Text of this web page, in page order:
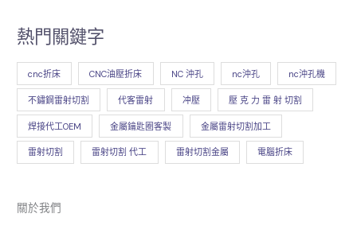
熱門關鍵字
cnc折床 CNC油壓折床 NC 沖孔 nc沖孔 nc沖孔機
不鏽鋼雷射切割 代客雷射 冲壓 壓 克 力 雷 射 切割
焊接代工OEM 金屬鑰匙圈客製 金屬雷射切割加工
雷射切割 雷射切割 代工 雷射切割金屬 電腦折床
關於我們